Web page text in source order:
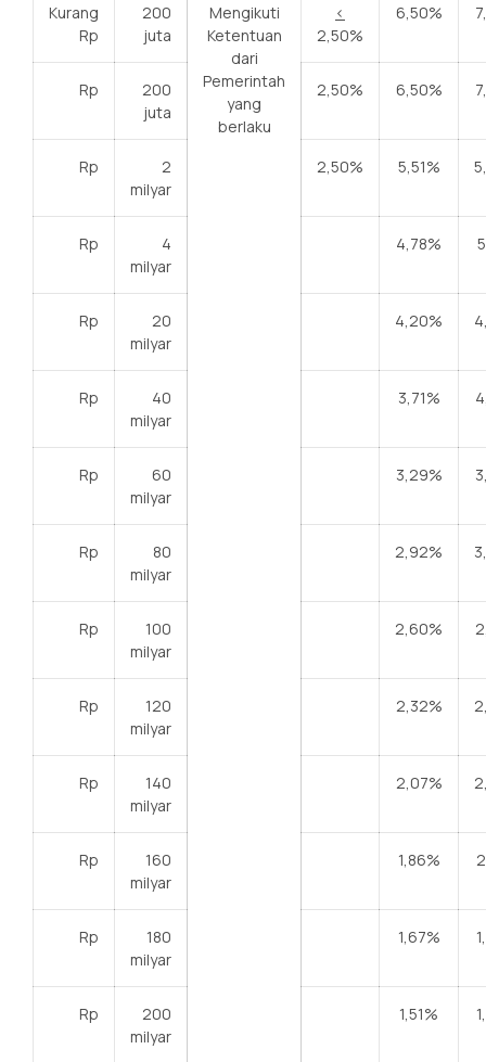
Kurang
Rp
200
juta
Mengikuti
Ketentuan
dari
Pemerintah
yang
berlaku
<
2,50%
6,50%
Rp
200
juta
2,50% 6,50%
Rp
2
milyar
2,50% 5,51%
Rp
4
milyar
4,78%
Rp
20
milyar
4,20%
Rp
40
milyar
3,71%
Rp
60
milyar
3,29%
Rp
80
milyar
2,92%
Rp
100
milyar
2,60%
Rp
120
milyar
2,32%
Rp
140
milyar
2,07%
Rp
160
milyar
1,86%
Rp
180
milyar
1,67%
Rp
200
milyar
1,51%